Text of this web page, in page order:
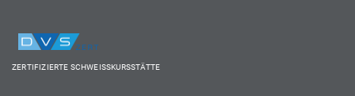
ZERTIFIZIERTE SCHWEISSKURSSTÄTTE